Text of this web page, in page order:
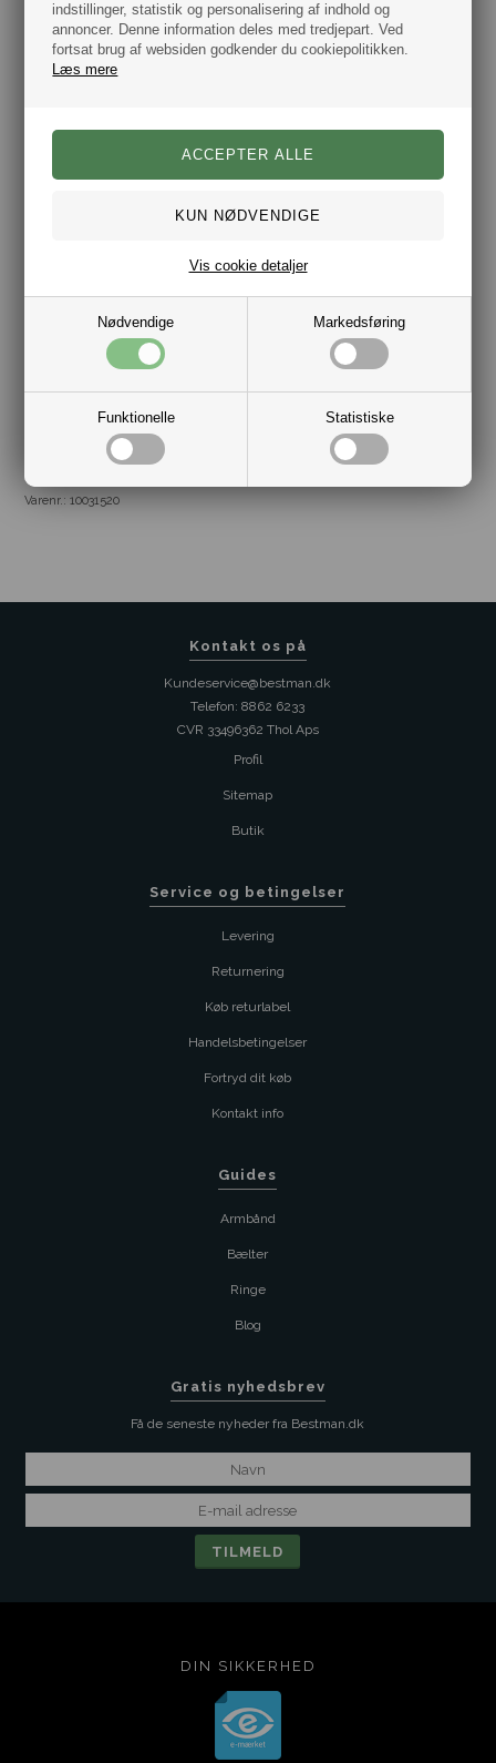
indstillinger, statistik og personalisering af indhold og
annoncer. Denne information deles med tredjepart. Ved
fortsat brug af websiden godkender du cookiepolitikken.
Læs mere
Nødvendige Markedsføring
Funktionelle Statistiske
Vis cookie detaljer
Secrid kortholdere er produceret i den bedste kvalitet og det
garanti hvis du registrere din kortholderher.
Varenr.:10031520
Kontakt os på
Kundeservice@bestman.dk
Telefon: 8862 6233
CVR 33496362 Thol Aps
Profil
Sitemap
Butik
Service og betingelser
Levering
Returnering
Køb returlabel
Handelsbetingelser
Fortryd dit køb
Kontakt info
Guides
Armbånd
Bælter
Ringe
Blog
Gratis nyhedsbrev
Få de seneste nyheder fra Bestman.dk
DIN SIKKERHED